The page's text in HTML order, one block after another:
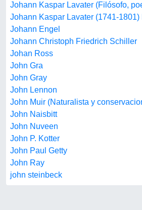
Johann Kaspar Lavater (Filósofo,
Johann Kaspar Lavater (1741-1801)
Johann Engel
Johann Christoph Friedrich Schiller
Johan Ross
John Gra
John Gray
John Lennon
John Muir (Naturalista y
John Naisbitt
John Nuveen
John P. Kotter
John Paul Getty
John Ray
john steinbeck